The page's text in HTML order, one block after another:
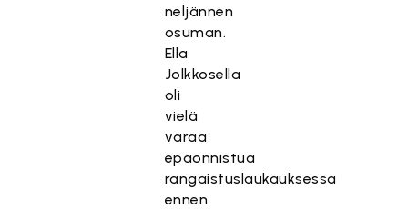
neljännen
osuman.
Ella
Jolkkosella
oli
vielä
varaa
epäonnistua
rangaistuslaukauksessa
ennen